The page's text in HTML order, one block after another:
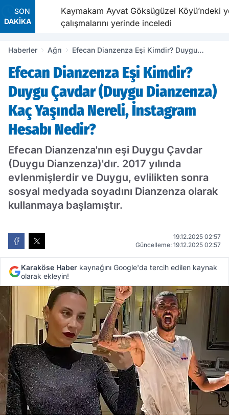
SON
DAKİKA
Kaymakam Ayvat Göksügüzel Köyü’ndeki yol
çalışmalarını yerinde inceledi
Haberler Ağrı
Efecan Dianzenza Eşi Kimdir? Duygu
Nereli, İnstagram Hesabı Nedir?
Efecan Dianzenza Eşi Kimdir?
Duygu Çavdar (Duygu Dianzenza)
Kaç Yaşında Nereli, İnstagram
Hesabı Nedir?
Efecan Dianzenza'nın eşi Duygu Çavdar
(Duygu Dianzenza)'dır. 2017 yılında
evlenmişlerdir ve Duygu, evlilikten sonra
sosyal medyada soyadını Dianzenza olarak
kullanmaya başlamıştır.
19.12.2025 02:57
Güncelleme: 19.12.2025 02:57
Karaköse Haber kaynağını Google'da tercih edilen kaynak
olarak ekleyin!